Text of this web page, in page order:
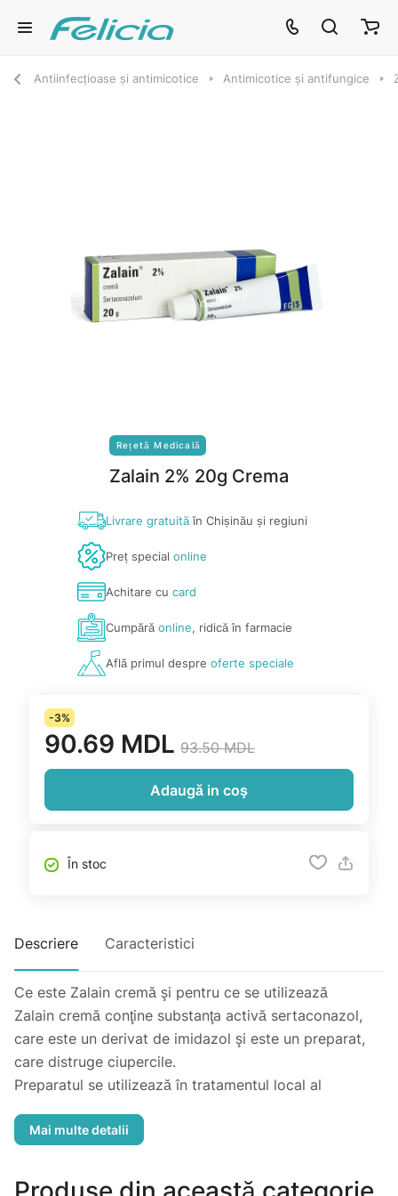
Antiinfecțioase și antimicotice Antimicotice și antifungice
Rețetă Medicală
Zalain 2% 20g Crema
Livrare gratuităîn Chișinău și regiuni
Preț special online
Achitare cu card
Cumpărăonline, ridică în farmacie
Află primul despre oferte speciale
-3%
90.69 MDL 93.50 MDL
Adaugă in coş
În stoc
Descriere Caracteristici
Ce este Zalain cremă şi pentru ce se utilizează
Zalain cremă conţine substanţa activă sertaconazol,
care este un derivat de imidazol şi este un preparat,
care distruge ciupercile.
Preparatul se utilizează în tratamentul local al
dermatomicoze ale gambei, picioarelor, mâinilor, lojei
genitale externe şi etc.).